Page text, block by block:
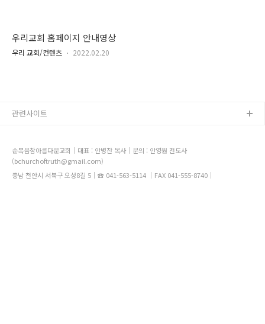
우리교회 홈페이지 안내영상
우리 교회/컨텐츠 2022.02.20
순복음참아름다운교회｜대표 : 안병찬 목사｜문의 : 안영원 전도사
(bchurchoftruth@gmail.com)
충남 천안시 서북구 오성8길 5｜☎ 041-563-5114 ｜FAX 041-555-8740｜
관련사이트